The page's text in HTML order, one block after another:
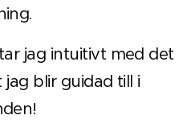
jag intuitivt med det
blir guidad till i